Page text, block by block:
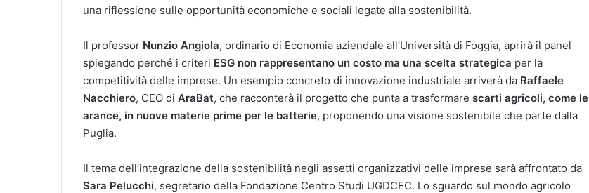
una riflessione sulle opportunità economiche e sociali legate alla sostenibilità.
Il professor Nunzio Angiola, ordinario di Economia aziendale all’Università di Foggia, aprirà il panel
spiegando perché i criteri ESG non rappresentano un costo ma una scelta strategica per la
competitività delle imprese. Un esempio concreto di innovazione industriale arriverà da Raffaele
Nacchiero, CEO di AraBat, che racconterà il progetto che punta a trasformare scarti agricoli, come le
arance, in nuove materie prime per le batterie, proponendo una visione sostenibile che parte dalla
Puglia.
Il tema dell’integrazione della sostenibilità negli assetti organizzativi delle imprese sarà affrontato da
Sara Pelucchi, segretario della Fondazione Centro Studi UGDCEC. Lo sguardo sul mondo agricolo